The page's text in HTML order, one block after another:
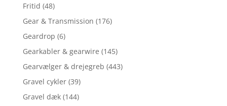
Fritid (48)
Gear & Transmission (176)
Geardrop (6)
Gearkabler & gearwire (145)
Gearvælger & drejegreb (443)
Gravel cykler (39)
Gravel dæk (144)